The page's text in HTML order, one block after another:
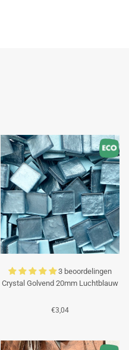
3 beoordelingen
Crystal Golvend 20mm Luchtblauw
€3,04